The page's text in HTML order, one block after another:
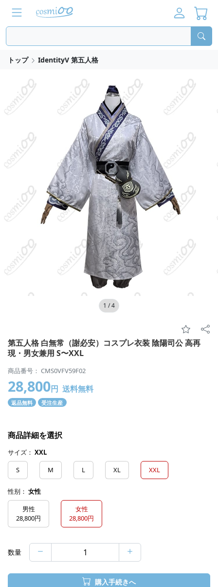
トップ IdentityV 第五人格
1 /4
第五人格 白無常（謝必安）コスプレ衣装 陰陽司公 高再
現・男女兼用 S〜XXL
商品番号： CMS0VFV59F02
28,800円 送料無料
返品無料 受注生産
商品詳細を選択
サイズ： XXL
S
M L XL XXL
性别： 女性
男性
28,800円
女性
28,800円
数量
購入手続きへ